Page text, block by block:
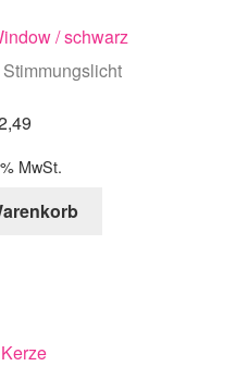
/ schwarz
MwSt.